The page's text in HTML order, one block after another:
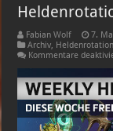
Fabian Wolf
7.
Archiv, Heldenrotation
Kommentare